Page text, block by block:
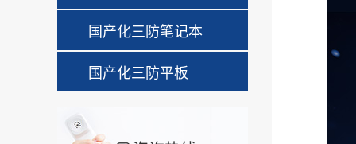
国产化三防笔记本
国产化三防平板